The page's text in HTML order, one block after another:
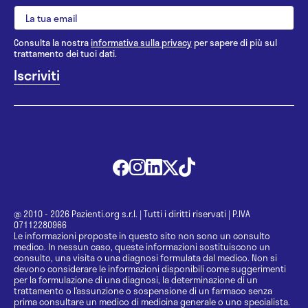
dedicandomi a colloqui individuali e di coppia
supervisionata dalla Dott.ssa Susanna Giaccherini
dove ad oggi lavoro come Psicologa
Psicoterapeuta volontaria.
Ho svolto, precedentemente, tirocinio post-
lauream presso l’ Istituto di Terapia Familiare di
seguendo l’ approccio sistemico-relazionale e
presso la Scuola di Psicoterapia Comparata (Dott.
(Gèstalt, Analitici, Training al rilassamento), attività
di ricerca e simulazione di colloqui psicologici con
singoli, coppie e famiglie.
Nonostante il mio ambito di interesse si rivolga
prevalentemente alla sfera clinica, ho svolto
Consulta la nostrainformativa sulla privacy per sapere di più sul
trattamento dei tuoi dati.
@ 2010 - 2026 Pazienti.org s.r.l. | Tutti i diritti riservati | P.IVA
07112280966
Le informazioni proposte in questo sito non sono un consulto
medico. In nessun caso, queste informazioni sostituiscono un
consulto, una visita o una diagnosi formulata dal medico. Non si
devono considerare le informazioni disponibili come suggerimenti
per la formulazione di una diagnosi, la determinazione di un
trattamento o l’assunzione o sospensione di un farmaco senza
prima consultare un medico di medicina generale o uno specialista.